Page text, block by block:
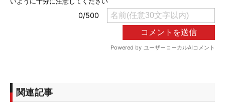
関連記事